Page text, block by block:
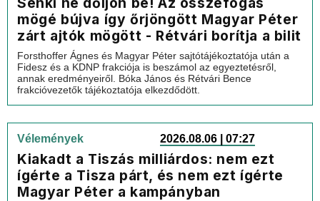
mögé bújva így őrjöngött Magyar Péter
zárt ajtók mögött - Rétvári borítja a bilit
Forsthoffer Ágnes és Magyar Péter sajtótájékoztatója után a
Fidesz és a KDNP frakciója is beszámol az egyeztetésről,
annak eredményeiről. Bóka János és Rétvári Bence
frakcióvezetők tájékoztatója elkezdődött.
Vélemények 2026.08.06 | 07:27
Kiakadt a Tiszás milliárdos: nem ezt
ígérte a Tisza párt, és nem ezt ígérte
Magyar Péter a kampányban